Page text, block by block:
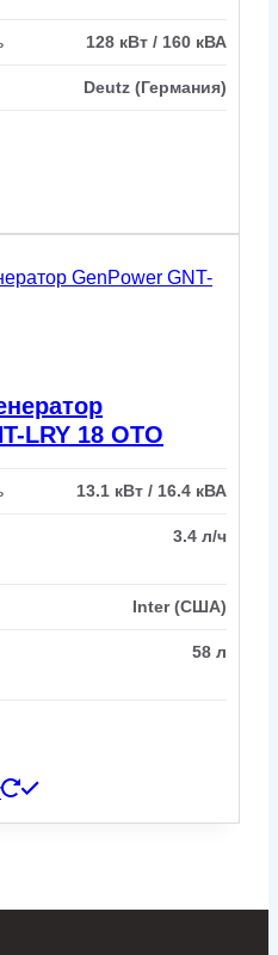
128 кВт / 160 кВА
Deutz (Германия)
LRY 18 OTO
13.1 кВт / 16.4 кВА
3.4 л/ч
Inter (США)
58 л